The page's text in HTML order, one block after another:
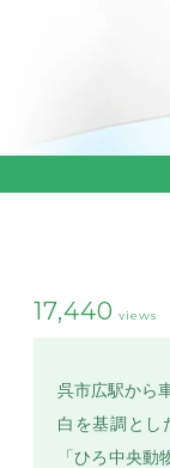
17,440 views
呉市広駅から
白を基調とし
「ひろ中央